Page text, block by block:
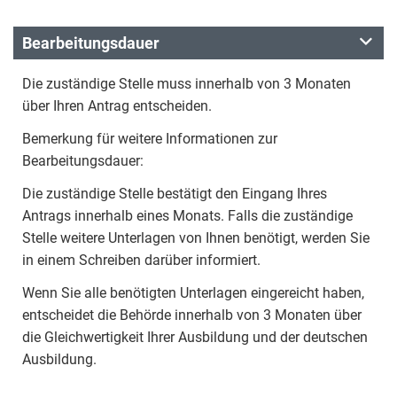
Bearbeitungsdauer
Die zuständige Stelle muss innerhalb von 3 Monaten
über Ihren Antrag entscheiden.
Bemerkung für weitere Informationen zur
Bearbeitungsdauer:
Die zuständige Stelle bestätigt den Eingang Ihres
Antrags innerhalb eines Monats. Falls die zuständige
Stelle weitere Unterlagen von Ihnen benötigt, werden Sie
in einem Schreiben darüber informiert.
Wenn Sie alle benötigten Unterlagen eingereicht haben,
entscheidet die Behörde innerhalb von 3 Monaten über
die Gleichwertigkeit Ihrer Ausbildung und der deutschen
Ausbildung.